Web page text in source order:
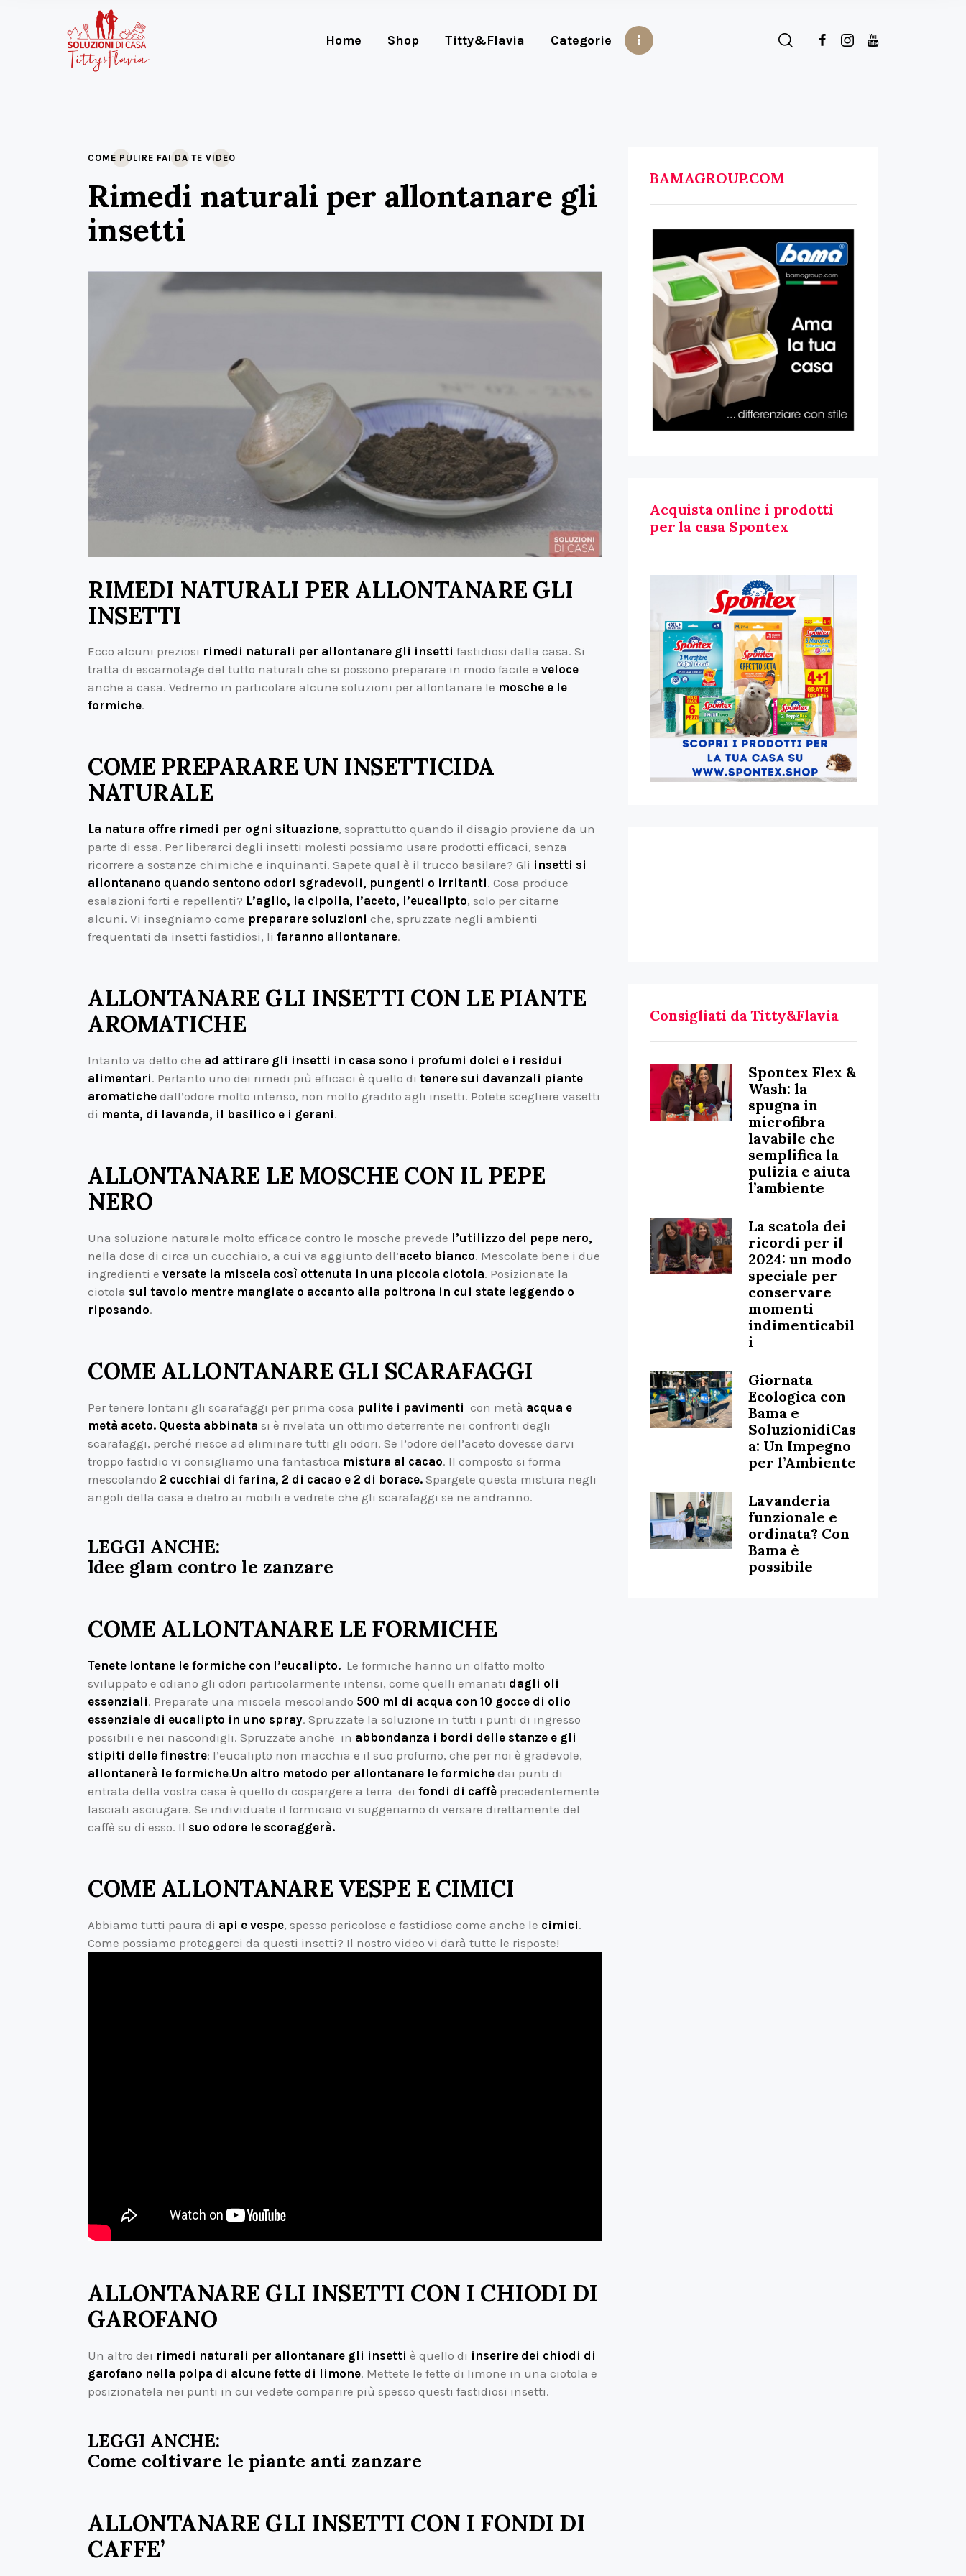
Home Shop Titty&Flavia Categorie
COME PULIRE FAI DA TE VIDEO
Rimedi naturali per allontanare gli
insetti
RIMEDI NATURALI PER ALLONTANARE GLI
INSETTI
Ecco alcuni preziosi rimedi naturali per allontanare gli insetti fastidiosi dalla casa. Si
tratta di escamotage del tutto naturali che si possono preparare in modo facile e veloce
anche a casa. Vedremo in particolare alcune soluzioni per allontanare le mosche e le
formiche.
COME PREPARARE UN INSETTICIDA
NATURALE
La natura offre rimedi per ogni situazione, soprattutto quando il disagio proviene da un
parte di essa. Per liberarci degli insetti molesti possiamo usare prodotti efficaci, senza
ricorrere a sostanze chimiche e inquinanti. Sapete qual è il trucco basilare? Gli insetti si
allontanano quando sentono odori sgradevoli, pungenti o irritanti. Cosa produce
esalazioni forti e repellenti? L’aglio, la cipolla, l’aceto, l’eucalipto, solo per citarne
alcuni. Vi insegniamo come preparare soluzioni che, spruzzate negli ambienti
frequentati da insetti fastidiosi, li faranno allontanare.
ALLONTANARE GLI INSETTI CON LE PIANTE
AROMATICHE
Intanto va detto che ad attirare gli insetti in casa sono i profumi dolci e i residui
alimentari. Pertanto uno dei rimedi più efficaci è quello di tenere sui davanzali piante
aromatiche dall’odore molto intenso, non molto gradito agli insetti. Potete scegliere vasetti
di menta, di lavanda, il basilico e i gerani.
ALLONTANARE LE MOSCHE CON IL PEPE
NERO
Una soluzione naturale molto efficace contro le mosche prevede l’utilizzo del pepe nero,
nella dose di circa un cucchiaio, a cui va aggiunto dell’aceto bianco. Mescolate bene i due
ingredienti e versate la miscela così ottenuta in una piccola ciotola. Posizionate la
ciotola sul tavolo mentre mangiate o accanto alla poltrona in cui state leggendo o
riposando.
COME ALLONTANARE GLI SCARAFAGGI
Per tenere lontani gli scarafaggi per prima cosa pulite i pavimenti con metà acqua e
metà aceto. Questa abbinata si è rivelata un ottimo deterrente nei confronti degli
scarafaggi, perché riesce ad eliminare tutti gli odori. Se l’odore dell’aceto dovesse darvi
troppo fastidio vi consigliamo una fantastica mistura al cacao. Il composto si forma
mescolando 2 cucchiai di farina, 2 di cacao e 2 di borace. Spargete questa mistura negli
angoli della casa e dietro ai mobili e vedrete che gli scarafaggi se ne andranno.
LEGGI ANCHE:
Idee glam contro le zanzare
COME ALLONTANARE LE FORMICHE
Tenete lontane le formiche con l’eucalipto. Le formiche hanno un olfatto molto
sviluppato e odiano gli odori particolarmente intensi, come quelli emanati dagli oli
essenziali. Preparate una miscela mescolando 500 ml di acqua con 10 gocce di olio
essenziale di eucalipto in uno spray. Spruzzate la soluzione in tutti i punti di ingresso
possibili e nei nascondigli. Spruzzate anche in abbondanza i bordi delle stanze e gli
stipiti delle finestre: l’eucalipto non macchia e il suo profumo, che per noi è gradevole,
allontanerà le formiche.Un altro metodo per allontanare le formiche dai punti di
entrata della vostra casa è quello di cospargere a terra dei fondi di caffè precedentemente
lasciati asciugare. Se individuate il formicaio vi suggeriamo di versare direttamente del
caffè su di esso. Il suo odore le scoraggerà.
COME ALLONTANARE VESPE E CIMICI
Abbiamo tutti paura di api e vespe, spesso pericolose e fastidiose come anche le cimici.
Come possiamo proteggerci da questi insetti? Il nostro video vi darà tutte le risposte!
ALLONTANARE GLI INSETTI CON I CHIODI DI
GAROFANO
Un altro dei rimedi naturali per allontanare gli insetti è quello di inserire dei chiodi di
garofano nella polpa di alcune fette di limone. Mettete le fette di limone in una ciotola e
posizionatela nei punti in cui vedete comparire più spesso questi fastidiosi insetti.
LEGGI ANCHE:
Come coltivare le piante anti zanzare
ALLONTANARE GLI INSETTI CON I FONDI DI
CAFFE’
BAMAGROUP.COM
Acquista online i prodotti
per la casa Spontex
Consigliati da Titty&Flavia
Spontex Flex &
Wash: la
spugna in
microfibra
lavabile che
semplifica la
pulizia e aiuta
l’ambiente
La scatola dei
ricordi per il
2024: un modo
speciale per
conservare
momenti
indimenticabil
i
Giornata
Ecologica con
Bama e
SoluzionidiCas
a: Un Impegno
per l’Ambiente
Lavanderia
funzionale e
ordinata? Con
Bama è
possibile